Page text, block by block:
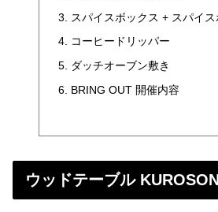
スパイスボックス + スパイ
コーヒードリッパー
ダッチオーブン敷き
BRING OUT 開催内容
ウッドテーブル